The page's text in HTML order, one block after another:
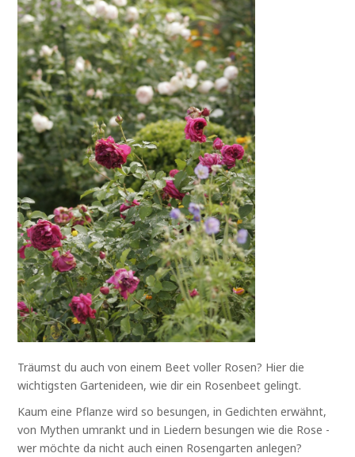
Träumst du auch von einem Beet voller Rosen? Hier die
wichtigsten Gartenideen, wie dir ein Rosenbeet gelingt.
Kaum eine Pflanze wird so besungen, in Gedichten erwähnt,
von Mythen umrankt und in Liedern besungen wie die Rose -
wer möchte da nicht auch einen Rosengarten anlegen?